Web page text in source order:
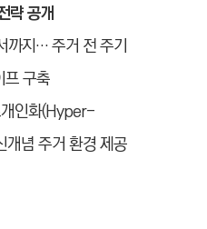
략 공개
까지… 주거 전 주기
프 구축
인화(Hyper-
념 주거 환경 제공